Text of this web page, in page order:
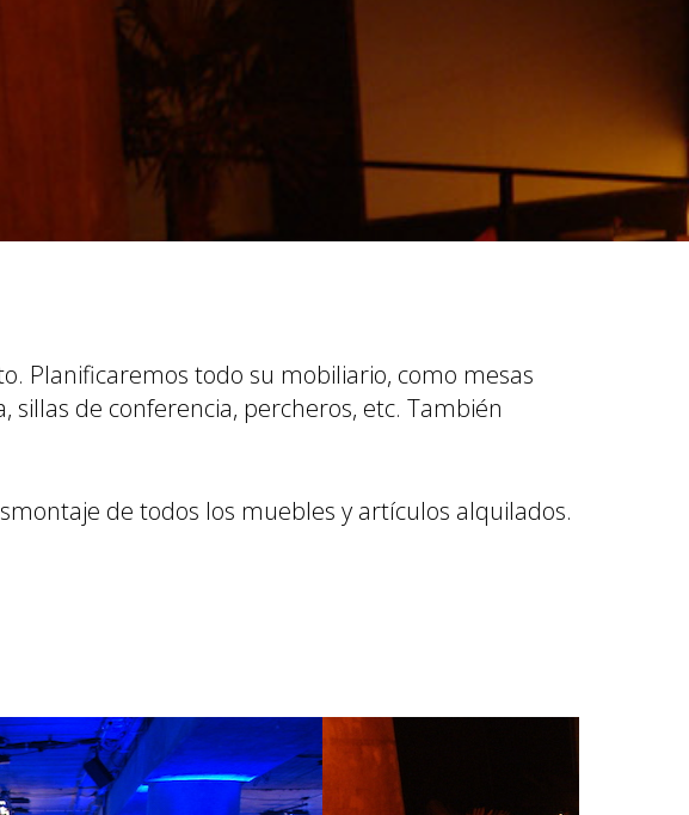
Planificaremos todo su mobiliario, como mesas
de conferencia, percheros, etc. También
de todos los muebles y artículos alquilados.